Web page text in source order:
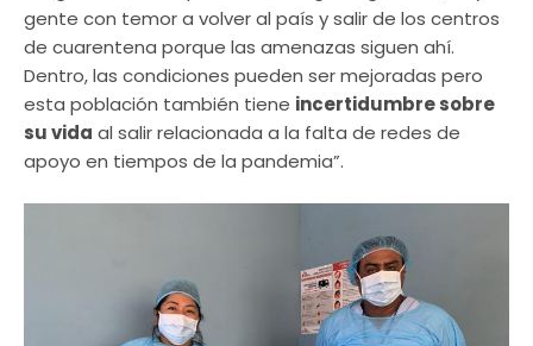
gente con temor a volver al país y salir de los centros
de cuarentena porque las amenazas siguen ahí.
Dentro, las condiciones pueden ser mejoradas pero
esta población también tiene incertidumbre sobre
su vida al salir relacionada a la falta de redes de
apoyo en tiempos de la pandemia”.